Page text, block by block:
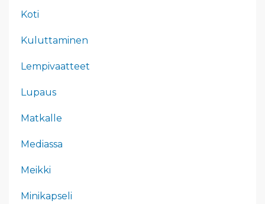
Koti
Kuluttaminen
Lempivaatteet
Lupaus
Matkalle
Mediassa
Meikki
Minikapseli